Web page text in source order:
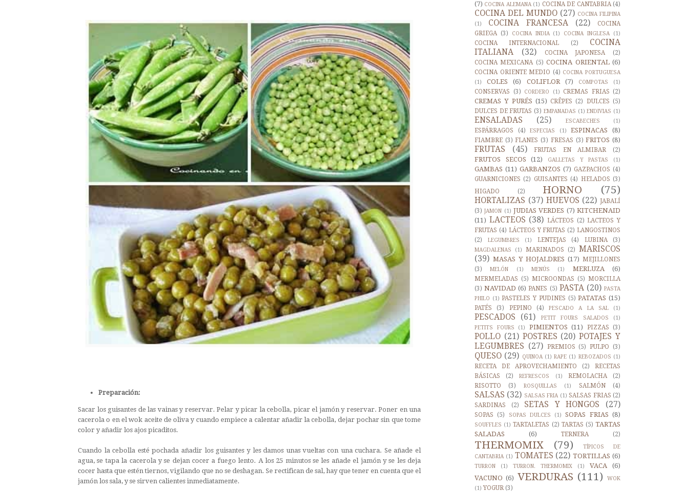
Preparación:
Sacar los guisantes de las vainas y reservar. Pelar y picar la cebolla, picar el jamón y reservar. Poner en una
cacerola o en el wok aceite de oliva y cuando empiece a calentar añadir la cebolla, dejar pochar sin que tome
color y añadir los ajos picaditos.
Cuando la cebolla esté pochada añadir los guisantes y les damos unas vueltas con una cuchara. Se añade el
agua, se tapa la cacerola y se dejan cocer a fuego lento. A los 25 minutos se les añade el jamón y se les deja
cocer hasta que estén tiernos, vigilando que no se deshagan. Se rectifican de sal, hay que tener en cuenta que el
jamón los sala, y se sirven calientes inmediatamente.
(7) COCINA ALEMANA (1) COCINA DE CANTABRIA (4)
COCINA DEL MUNDO (27) COCINA FILIPINA
(1)
COCINA FRANCESA (22)
COCINA
GRIEGA (3) COCINA INDIA (1) COCINA INGLESA (1)
COCINA INTERNACIONAL (2)
COCINA
ITALIANA
(32) COCINA JAPONESA
(2)
COCINA MEXICANA (5) COCINA ORIENTAL (6)
COCINA ORIENTE MEDIO (4) COCINA PORTUGUESA
(1)
COLES (6) COLIFLOR (7) COMPOTAS (1)
CONSERVAS (3) CORDERO (1) CREMAS FRIAS (2)
CREMAS Y PURÉS (15) CRÊPES (2) DULCES (5)
DULCES DE FRUTAS (3) EMPANADAS (1) ENDIVIAS (1)
ENSALADAS (25) ESCABECHES (1)
ESPÁRRAGOS (4) ESPECIAS (1) ESPINACAS (8)
FIAMBRE (3) FLANES (3) FRESAS (3) FRITOS (8)
FRUTAS (45) FRUTAS EN ALMIBAR (2)
FRUTOS SECOS (12) GALLETAS Y PASTAS (1)
GAMBAS (11) GARBANZOS (7) GAZPACHOS (4)
GUARNICIONES (2) GUISANTES (4) HELADOS (3)
HIGADO
(2) HORNO (75)
HORTALIZAS (37) HUEVOS (22) JABALÍ
(3) JAMON (1) JUDIAS VERDES (7) KITCHENAID
(11) LACTEOS (38) LÁCTEOS (2) LACTEOS Y
FRUTAS (4) LÁCTEOS Y FRUTAS (2) LANGOSTINOS
(2)
LEGUMBRES (1) LENTEJAS (4) LUBINA (3)
MAGDALENAS (1) MARINADOS (2) MARISCOS
(39) MASAS Y HOJALDRES (17) MEJILLONES
(3)
MELÓN (1) MENÚS (1) MERLUZA (6)
MERMELADAS (5) MICROONDAS (5) MORCILLA
(3) NAVIDAD (6) PANES (5) PASTA (20) PASTA
PHILO (1) PASTELES Y PUDINES (5) PATATAS (15)
PATÉS (3) PEPINO (4) PESCADO A LA SAL (1)
PESCADOS (61) PETIT FOURS SALADOS
(1)
PETITS FOURS
(1) PIMIENTOS (11) PIZZAS (3)
POLLO (21) POSTRES (20) POTAJES Y
LEGUMBRES (27) PREMIOS (5) PULPO (3)
QUESO (29) QUINOA (1) RAPE (1) REBOZADOS (1)
RECETA DE APROVECHAMIENTO (2)
RECETAS
BÁSICAS
(2) REFRESCOS (1) REMOLACHA
(2)
RISOTTO
(3) ROSQUILLAS (1) SALMÓN (4)
SALSAS (32) SALSAS FRIA (1) SALSAS FRIAS (2)
SARDINAS
(2) SETAS Y HONGOS (27)
SOPAS (5) SOPAS DULCES (1) SOPAS FRIAS (8)
SOUFFLES (1) TARTALETAS (2) TARTAS (5) TARTAS
SALADAS
(6) TERNERA (2)
THERMOMIX (79)
TÍPICOS DE
CANTABRIA (1) TOMATES (22) TORTILLAS (6)
TURRON (1) TURRON. THERMOMIX (1) VACA
(6)
VACUNO (6) VERDURAS (111)
WOK
(1) YOGUR (3)